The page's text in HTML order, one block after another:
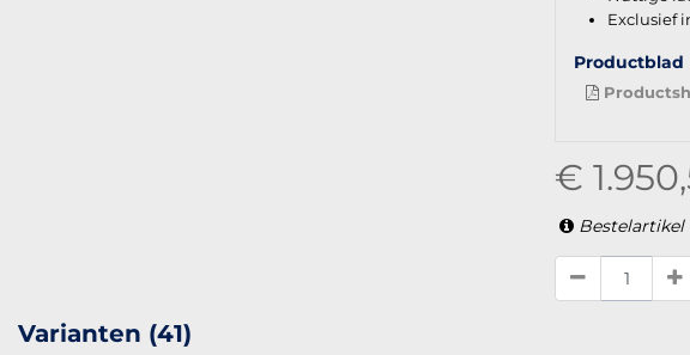
Exclusief
Productblad
€
Bestelartikel
Varianten (41)